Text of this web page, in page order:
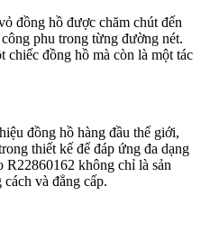
đồng hồ được chăm chút đến
phu trong từng đường nét.
chiếc đồng hồ mà còn là một tác
đồng hồ hàng đầu thế giới,
thiết kế để đáp ứng đa dạng
R22860162 không chỉ là sản
và đẳng cấp.